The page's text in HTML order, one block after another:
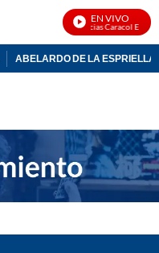
EN VIVO
Noticias Caracol En Vivo
ABELARDO DE LA ESPRIELLA